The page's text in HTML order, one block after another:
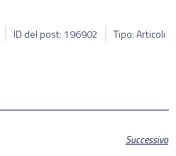
ID del post: 196902 Tipo: Articoli
Successivo